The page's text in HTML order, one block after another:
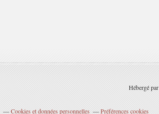
Hébergé par
Cookies et données personnelles Préférences cookies